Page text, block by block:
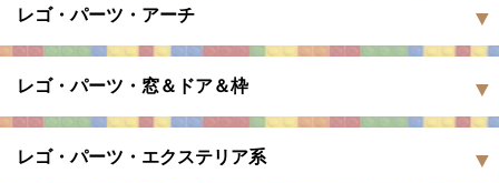
レゴ・パーツ・アーチ
レゴ・パーツ・窓＆ドア＆枠
レゴ・パーツ・エクステリア系